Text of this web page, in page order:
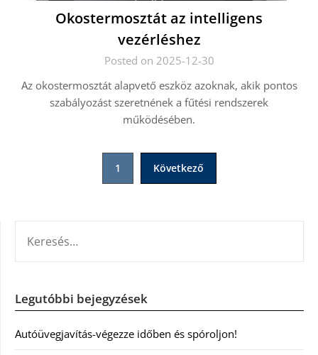
Okostermosztát az intelligens
vezérléshez
Posted on 2025-12-30
Az okostermosztát alapvető eszköz azoknak, akik pontos
szabályozást szeretnének a fűtési rendszerek
működésében.
1 Következő
Legutóbbi bejegyzések
Autóüvegjavítás-végezze időben és spóroljon!